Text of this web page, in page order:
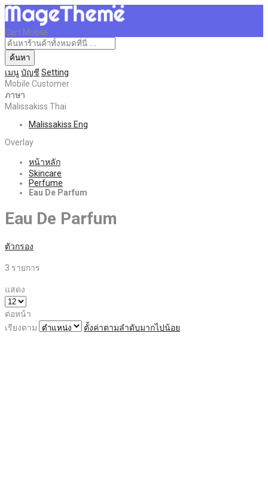
Cart Mobile
ค้นหา
เมนูบัญชี Setting
Mobile Customer
ภาษา
Malissakiss Thai
Malissakiss Eng
Overlay
หน้าหลัก
Skincare
Perfume
Eau De Parfum
Eau De Parfum
ตัวกรอง
3 รายการ
แสดง
ต่อหน้า
เรียงตาม
ตั้งค่าตามลำดับมากไปน้อย